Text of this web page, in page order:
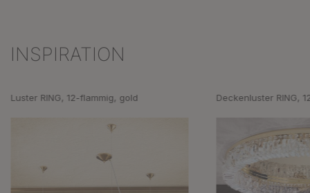
Produktgalerie überspringen
INSPIRATION
Luster RING, 12-flammig, gold Deckenluster RING,